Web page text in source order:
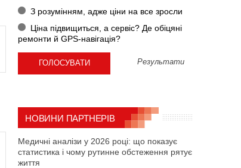
З розумінням, адже ціни на все зросли
Ціна підвищиться, а сервіс? Де обіцяні
ремонти й GPS-навігація?
Результати
НОВИНИ ПАРТНЕРІВ
Медичні аналізи у 2026 році: що показує
статистика і чому рутинне обстеження рятує
життя